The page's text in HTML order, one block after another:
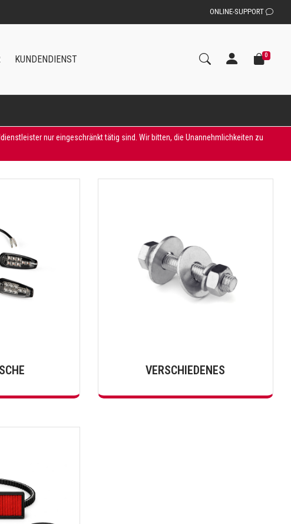
ONLINE-SUPPORT
KUNDENDIENST 0
nur eingeschränkt tätig sind. Wir bitten, die Unannehmlichkeiten zu
VERSCHIEDENES